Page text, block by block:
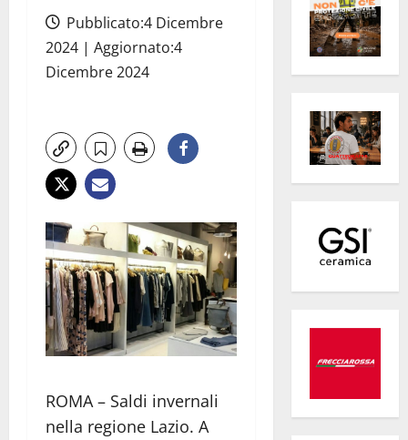
Pubblicato:4 Dicembre
2024 | Aggiornato:4
Dicembre 2024
ROMA – Saldi invernali
nella regione Lazio. A